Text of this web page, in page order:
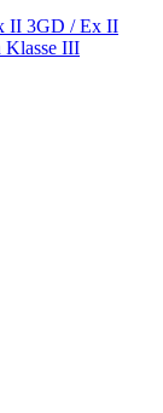
II 3GD / Ex II
Klasse III